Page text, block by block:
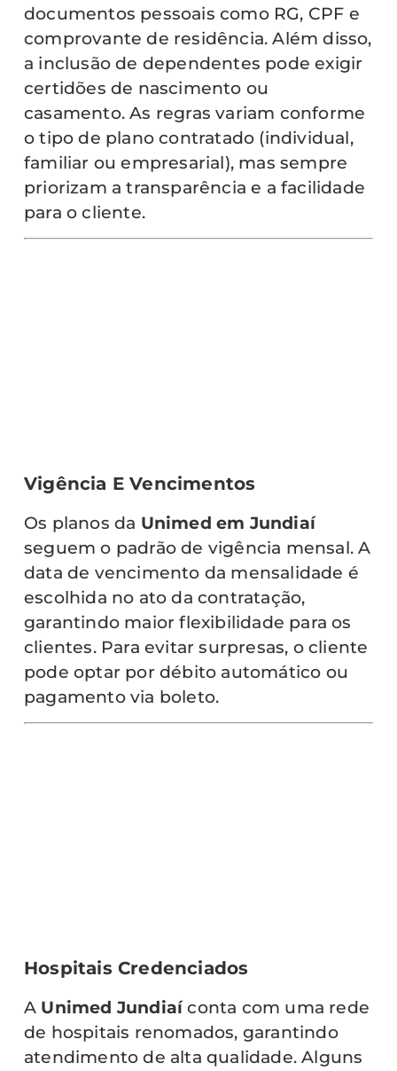
documentos pessoais como RG, CPF e
comprovante de residência. Além disso,
a inclusão de dependentes pode exigir
certidões de nascimento ou
casamento. As regras variam conforme
o tipo de plano contratado (individual,
familiar ou empresarial), mas sempre
priorizam a transparência e a facilidade
para o cliente.
Vigência E Vencimentos
Os planos da Unimed em Jundiaí
seguem o padrão de vigência mensal. A
data de vencimento da mensalidade é
escolhida no ato da contratação,
garantindo maior flexibilidade para os
clientes. Para evitar surpresas, o cliente
pode optar por débito automático ou
pagamento via boleto.
Hospitais Credenciados
A Unimed Jundiaíconta com uma rede
de hospitais renomados, garantindo
atendimento de alta qualidade. Alguns